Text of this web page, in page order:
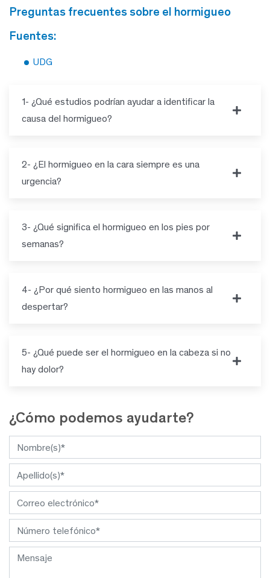
preguntas frecuentes sobre el hormigueo
fuentes:
UDG
1- ¿Qué estudios podrían ayudar a identificar la
causa del hormigueo?
2- ¿El hormigueo en la cara siempre es una
urgencia?
3- ¿Qué significa el hormigueo en los pies por
semanas?
4- ¿Por qué siento hormigueo en las manos al
despertar?
5- ¿Qué puede ser el hormigueo en la cabeza si no
hay dolor?
¿Cómo podemos ayudarte?